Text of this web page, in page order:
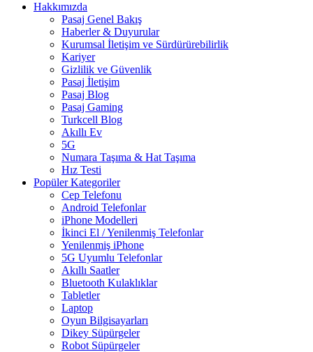
Hakkımızda
Pasaj Genel Bakış
Haberler & Duyurular
Kurumsal İletişim ve Sürdürürebilirlik
Kariyer
Gizlilik ve Güvenlik
Pasaj İletişim
Pasaj Blog
Pasaj Gaming
Turkcell Blog
Akıllı Ev
5G
Numara Taşıma & Hat Taşıma
Hız Testi
Popüler Kategoriler
Cep Telefonu
Android Telefonlar
iPhone Modelleri
İkinci El / Yenilenmiş Telefonlar
Yenilenmiş iPhone
5G Uyumlu Telefonlar
Akıllı Saatler
Bluetooth Kulaklıklar
Tabletler
Laptop
Oyun Bilgisayarları
Dikey Süpürgeler
Robot Süpürgeler